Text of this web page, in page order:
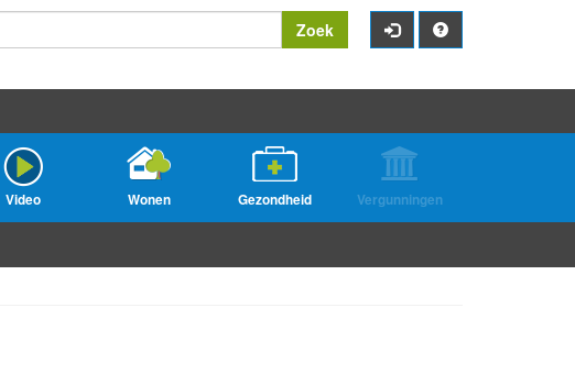
Zoek
Video Wonen Gezondheid Vergunningen